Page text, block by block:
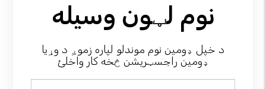
نوم لټون وسیله
د خپل ډومین نوم موندلو لپاره زموږ د وړیا
ډومین راجسټریشن څخه کار واخلئ